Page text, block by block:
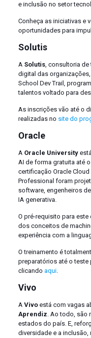
e inclusão no setor
Conheça as iniciativas e
oportunidades para
Solutis
A Solutis, consultoria de
digital das
School Dev Trail,
talentos voltado para
As inscrições vão até o
realizadas no site do
Oracle
A Oracle University
AI de forma gratuita até
certificação Oracle Cloud
Professional foram
software, engenheiros
IA generativa.
O pré-requisito para
dos conceitos de
experiência com a
O treinamento é
preparatórios até o teste
clicando aqui.
Vivo
A Vivo está com vagas
Aprendiz. Ao todo, são
estados do país. E,
diversidade e a